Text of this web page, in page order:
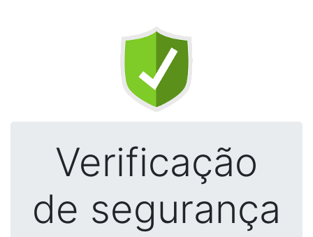
Verificação
de segurança